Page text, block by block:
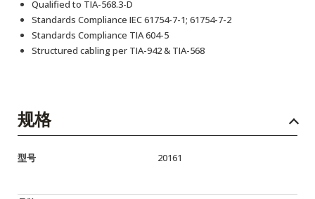
Qualified to TIA-568.3-D
Standards Compliance IEC 61754-7-1; 61754-7-2
Standards Compliance TIA 604-5
Structured cabling per TIA-942 & TIA-568
规格
型号 20161